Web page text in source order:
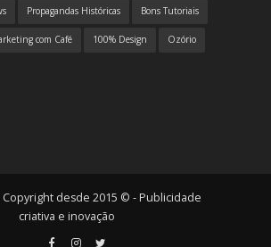
Propagandas Históricas Bons Tutoriais
com Café 100% Design Ozório
Copyright desde 2015 © - Publicidade
criativa e inovação